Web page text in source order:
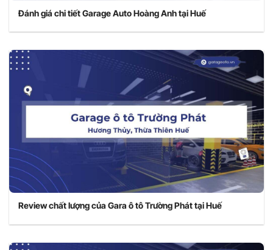
Đánh giá chi tiết Garage Auto Hoàng Anh tại Huế
Review chất lượng của Gara ô tô Trường Phát tại Huế